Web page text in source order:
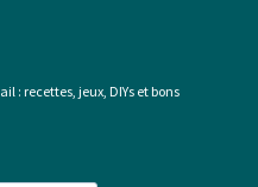
: recettes, jeux, DIYs et bons